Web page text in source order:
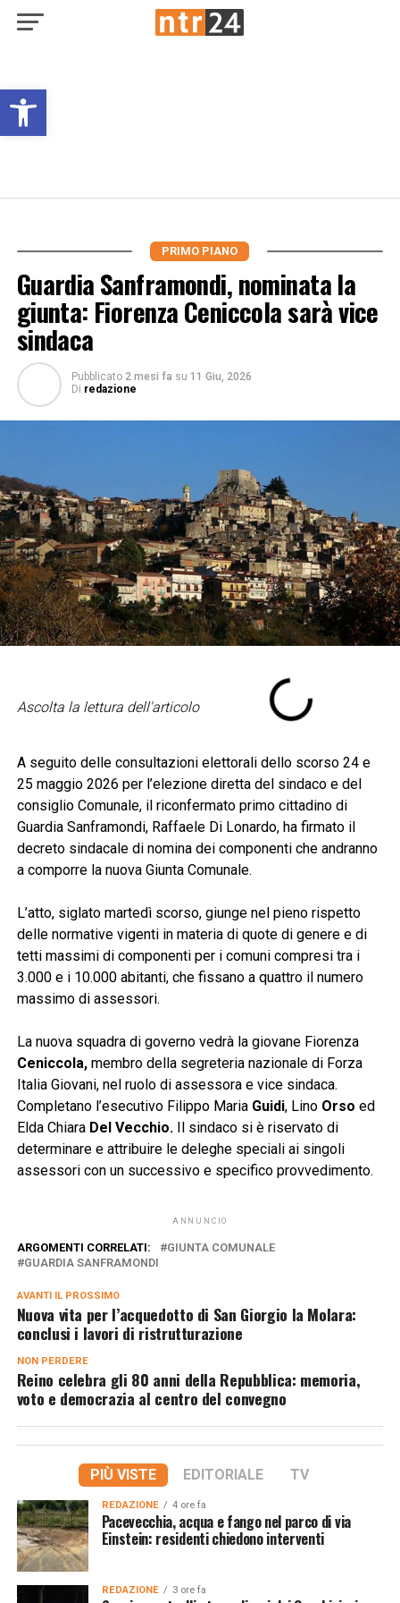
Open toolbar
PRIMO PIANO
Guardia Sanframondi, nominata la
giunta: Fiorenza Ceniccola sarà vice
sindaca
Pubblicato 2 mesi fa su 11 Giu, 2026
Di redazione
Ascolta la lettura dell'articolo
A seguito delle consultazioni elettorali dello scorso 24 e
25 maggio 2026 per l’elezione diretta del sindaco e del
consiglio Comunale, il riconfermato primo cittadino di
Guardia Sanframondi, Raffaele Di Lonardo, ha firmato il
decreto sindacale di nomina dei componenti che andranno
a comporre la nuova Giunta Comunale.
L’atto, siglato martedì scorso, giunge nel pieno rispetto
delle normative vigenti in materia di quote di genere e di
tetti massimi di componenti per i comuni compresi tra i
3.000 e i 10.000 abitanti, che fissano a quattro il numero
massimo di assessori.
La nuova squadra di governo vedrà la giovane Fiorenza
Ceniccola,membro della segreteria nazionale di Forza
Italia Giovani, nel ruolo di assessora e vice sindaca.
Completano l’esecutivo Filippo Maria Guidi, Lino Orso ed
Elda Chiara Del Vecchio.Il sindaco si è riservato di
determinare e attribuire le deleghe speciali ai singoli
assessori con un successivo e specifico provvedimento.
ANNUNCIO
ARGOMENTI CORRELATI:
GIUNTA COMUNALE
GUARDIA SANFRAMONDI
AVANTI IL ​​PROSSIMO
Nuova vita per l’acquedotto di San Giorgio la Molara:
conclusi i lavori di ristrutturazione
NON PERDERE
Reino celebra gli 80 anni della Repubblica: memoria,
voto e democrazia al centro del convegno
PIÙ VISTE EDITORIALE TV
REDAZIONE 4 ore fa
Pacevecchia, acqua e fango nel parco di via
Einstein: residenti chiedono interventi
REDAZIONE 3 ore fa